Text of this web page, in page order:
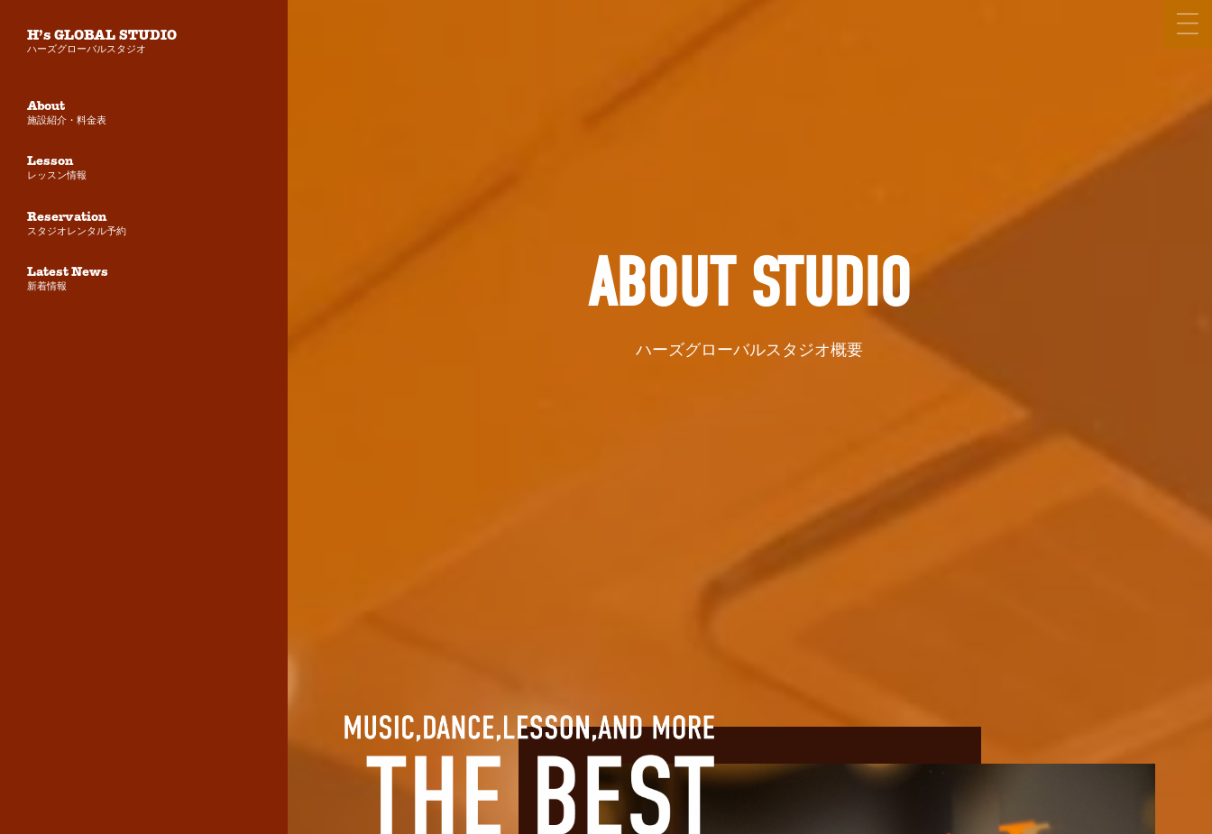
H’s Transtainment.Co,.Ltd
株式会社ハーズトランステインメント
About Us
会社紹介
Company
企業情報
Recruit
採用情報
Latest News
新着情報
H’s GLOBAL STUDIO
ハーズグローバルスタジオ
About
施設紹介・料金表
Lesson
レッスン情報
Reservation
スタジオレンタル予約
Latest News
新着情報 ABOUT STUDIO
ハーズグローバルスタジオ概要